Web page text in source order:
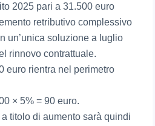
2025 pari a 31.500 euro
retributivo complessivo
un’unica soluzione a luglio
rinnovo contrattuale.
euro rientra nel perimetro
× 5% = 90 euro.
a titolo di aumento sarà quindi